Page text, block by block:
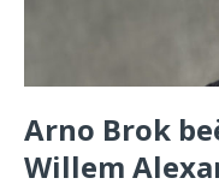
Arno Brok
Willem